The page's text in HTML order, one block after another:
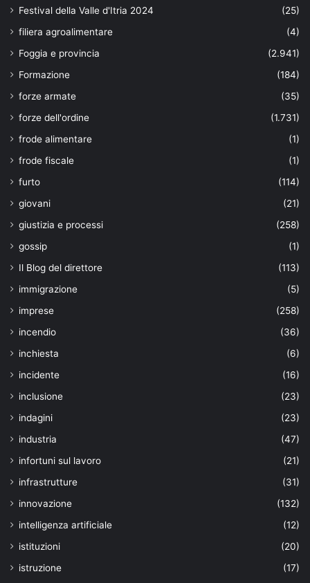
Festival della Valle d'Itria 2024
(25)
filiera agroalimentare
(4)
Foggia e provincia
(2.941)
Formazione
(184)
forze armate
(35)
forze dell'ordine
(1.731)
frode alimentare
(1)
frode fiscale
(1)
furto
(114)
giovani
(21)
giustizia e processi
(258)
gossip
(1)
Il Blog del direttore
(113)
immigrazione
(5)
imprese
(258)
incendio
(36)
inchiesta
(6)
incidente
(16)
inclusione
(23)
indagini
(23)
industria
(47)
infortuni sul lavoro
(21)
infrastrutture
(31)
innovazione
(132)
intelligenza artificiale
(12)
istituzioni
(20)
istruzione
(17)